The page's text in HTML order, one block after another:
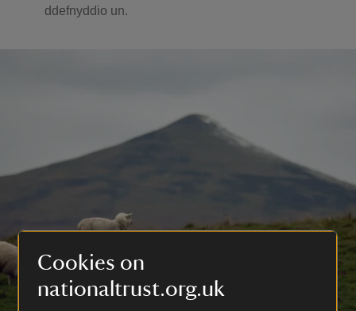
Cookies on
nationaltrust.org.uk
ddefnyddio un.